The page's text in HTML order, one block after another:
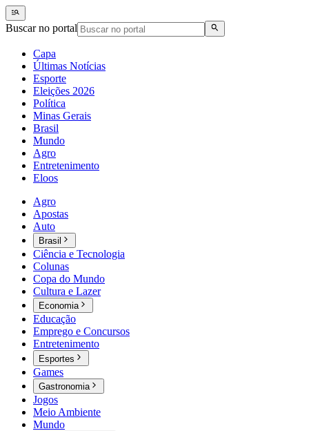
Buscar no portal
Capa
Últimas Notícias
Esporte
Eleições 2026
Política
Minas Gerais
Brasil
Mundo
Agro
Entretenimento
Eloos
Agro
Apostas
Auto
Brasil
Ciência e Tecnologia
Colunas
Copa do Mundo
Cultura e Lazer
Economia
Educação
Emprego e Concursos
Entretenimento
Esportes
Games
Gastronomia
Jogos
Meio Ambiente
Mundo